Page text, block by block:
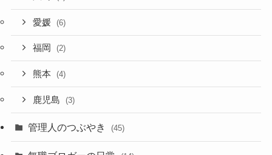
愛媛 (6)
福岡 (2)
熊本 (4)
鹿児島 (3)
管理人のつぶやき (45)